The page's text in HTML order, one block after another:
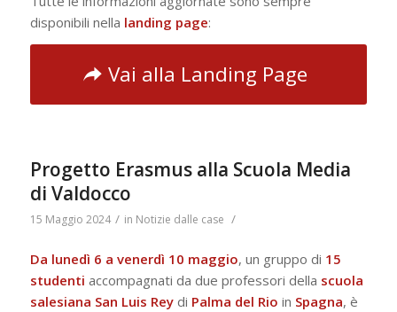
disponibili nella landing page:
Vai alla Landing Page
Progetto Erasmus alla Scuola Media
di Valdocco
15 Maggio 2024 / in Notizie dalle case /
Da lunedì 6 a venerdì 10 maggio, un gruppo di 15
studenti accompagnati da due professori della scuola
salesiana San Luis Reydi Palma del Rio in Spagna, è